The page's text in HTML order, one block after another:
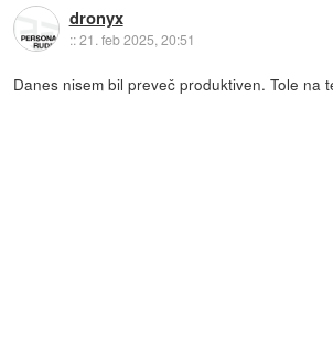
dronyx
::21. feb 2025, 20:51
Danes nisem bil preveč produktiven. Tole na